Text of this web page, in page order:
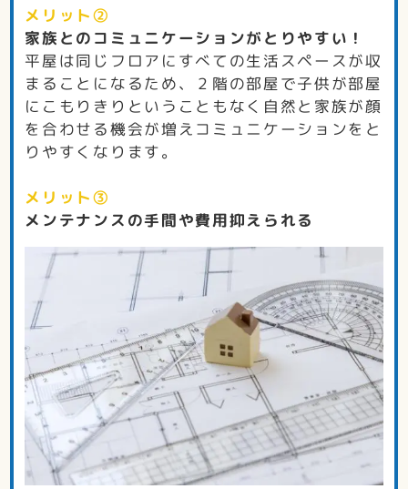
メリット②
家族とのコミュニケーションがとりやすい！
平屋は同じフロアにすべての生活スペースが収
まることになるため、２階の部屋で子供が部屋
にこもりきりということもなく自然と家族が顔
を合わせる機会が増えコミュニケーションをと
りやすくなります。
メリット③
メンテナンスの手間や費用抑えられる